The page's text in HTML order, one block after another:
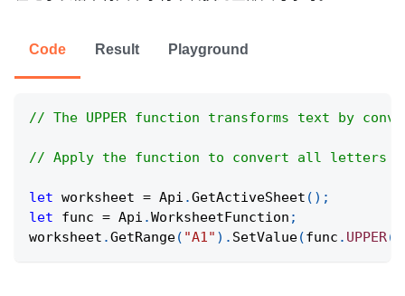
Code Result Playground
// The UPPER function transforms text by
// Apply the function to convert all letters to
let worksheet = Api .GetActiveSheet ( ) ;
let func = Api .WorksheetFunction ;
worksheet .GetRange( "A1" ) . SetValue(func . UPPER(